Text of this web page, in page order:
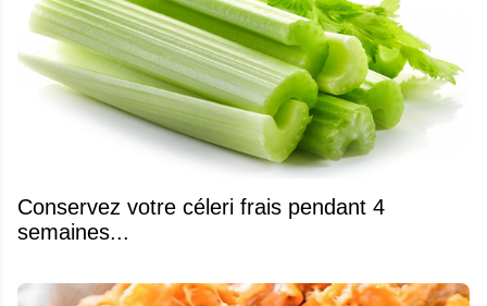
Conservez votre céleri frais pendant 4
semaines...